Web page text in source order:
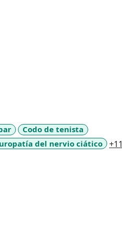
Codo de tenista
del nervio ciático +11